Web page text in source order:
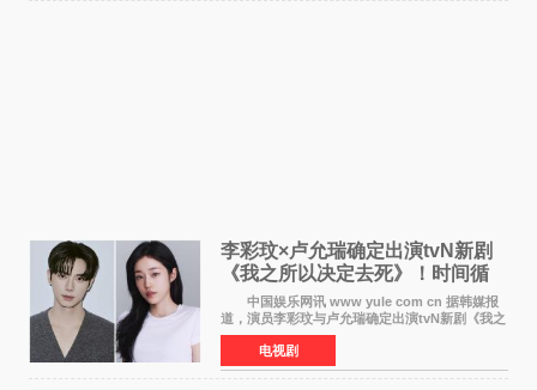
李彩玟×卢允瑞确定出演tvN新剧
《我之所以决定去死》！时间循
环青春爱情来袭
中国娱乐网讯 www yule com cn 据韩媒报
道，演员李彩玟与卢允瑞确定出演tvN新剧《我之
所以决定去死》，分别担任男女主角。该剧预计
将于明年播出，引发观众期待。 本剧改编自
NAVER同名人气
电视剧